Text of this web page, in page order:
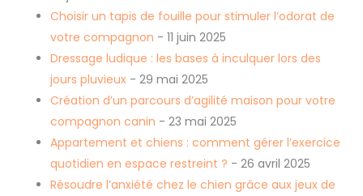
Choisir un tapis de fouille pour stimuler l’odorat de
votre compagnon - 11 juin 2025
Dressage ludique : les bases à inculquer lors des
jours pluvieux - 29 mai 2025
Création d’un parcours d’agilité maison pour votre
compagnon canin - 23 mai 2025
Appartement et chiens : comment gérer l’exercice
quotidien en espace restreint ? - 26 avril 2025
Résoudre l’anxiété chez le chien grâce aux jeux de